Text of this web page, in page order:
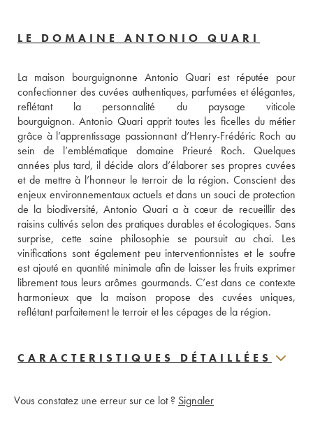
LE DOMAINE ANTONIO QUARI
La maison bourguignonne Antonio Quari est réputée pour
confectionner des cuvées authentiques, parfumées et élégantes,
reflétant la personnalité du paysage viticole
bourguignon. Antonio Quari apprit toutes les ficelles du métier
grâce à l’apprentissage passionnant d’Henry-Frédéric Roch au
sein de l’emblématique domaine Prieuré Roch. Quelques
années plus tard, il décide alors d’élaborer ses propres cuvées
et de mettre à l’honneur le terroir de la région. Conscient des
enjeux environnementaux actuels et dans un souci de protection
de la biodiversité, Antonio Quari a à cœur de recueillir des
raisins cultivés selon des pratiques durables et écologiques. Sans
surprise, cette saine philosophie se poursuit au chai. Les
vinifications sont également peu interventionnistes et le soufre
est ajouté en quantité minimale afin de laisser les fruits exprimer
librement tous leurs arômes gourmands. C’est dans ce contexte
harmonieux que la maison propose des cuvées uniques,
reflétant parfaitement le terroir et les cépages de la région.
CARACTERISTIQUES DÉTAILLÉES
Vous constatez une erreur sur ce lot ? Signaler